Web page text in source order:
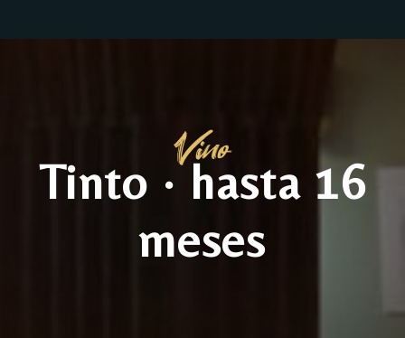
Vino
Tinto · hasta 16
meses